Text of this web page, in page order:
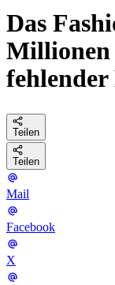
Das
Millionen
Teilen
Teilen
Mail
Facebook
X